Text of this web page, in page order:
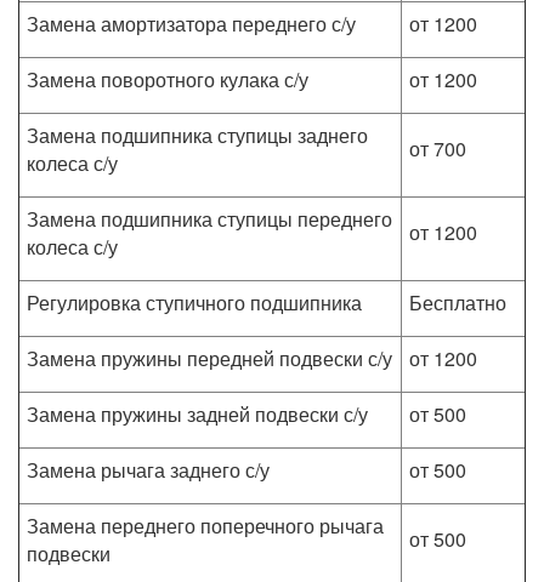
Замена амортизатора переднего с/у
от 1200
Замена поворотного кулака с/у
от 1200
Замена подшипника ступицы заднего
колеса с/у
от 700
Замена подшипника ступицы переднего
колеса с/у
от 1200
Регулировка ступичного подшипника
Бесплатно
Замена пружины передней подвески с/у
от 1200
Замена пружины задней подвески с/у
от 500
Замена рычага заднего с/у
от 500
Замена переднего поперечного рычага
подвески
от 500